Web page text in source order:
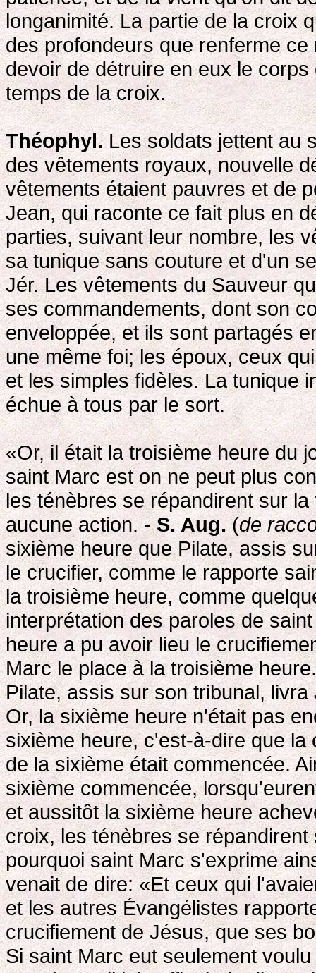
longanimité. La partie de la croix
des profondeurs que renferme
devoir de détruire en eux le corps
temps de la croix.
Théophyl.Les soldats jettent au
des vêtements royaux, nouvelle
vêtements étaient pauvres et de
Jean, qui raconte ce fait plus en
parties, suivant leur nombre, les
sa tunique sans couture et d'un
Jér. Les vêtements du Sauveur
ses commandements, dont son
enveloppée, et ils sont partagés
une même foi; les époux, ceux
et les simples fidèles. La tunique
échue à tous par le sort.
«Or, il était la troisième heure du
saint Marc est on ne peut plus
les ténèbres se répandirent sur
aucune action. -S. Aug.(de
sixième heure que Pilate, assis
le crucifier, comme le rapporte
la troisième heure, comme
interprétation des paroles de
heure a pu avoir lieu le
Marc le place à la troisième
Pilate, assis sur son tribunal,
Or, la sixième heure n'était pas
sixième heure, c'est-à-dire que
de la sixième était commencée.
sixième commencée,
et aussitôt la sixième heure
croix, les ténèbres se
pourquoi saint Marc s'exprime
venait de dire: «Et ceux qui
et les autres Évangélistes
crucifiement de Jésus, que ses
Si saint Marc eut seulement